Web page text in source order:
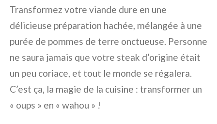
Transformez votre viande dure en une
délicieuse préparation hachée, mélangée à une
purée de pommes de terre onctueuse. Personne
ne saura jamais que votre steak d’origine était
un peu coriace, et tout le monde se régalera.
C’est ça, la magie de la cuisine : transformer un
« oups » en « wahou » !